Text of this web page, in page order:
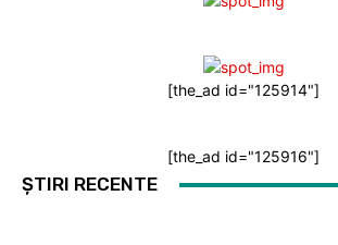
[the_ad id="125914"]
[the_ad id="125916"]
ȘTIRI RECENTE